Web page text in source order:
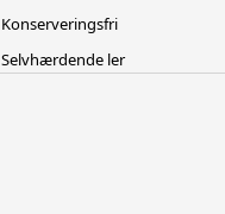
Konserveringsfri
Selvhærdende ler